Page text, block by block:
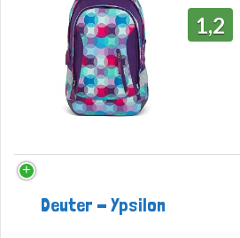
1,2
Deuter - Ypsilon